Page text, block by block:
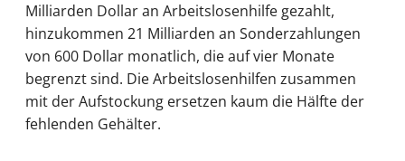
Milliarden Dollar an Arbeitslosenhilfe gezahlt,
hinzukommen 21 Milliarden an Sonderzahlungen
von 600 Dollar monatlich, die auf vier Monate
begrenzt sind. Die Arbeitslosenhilfen zusammen
mit der Aufstockung ersetzen kaum die Hälfte der
fehlenden Gehälter.